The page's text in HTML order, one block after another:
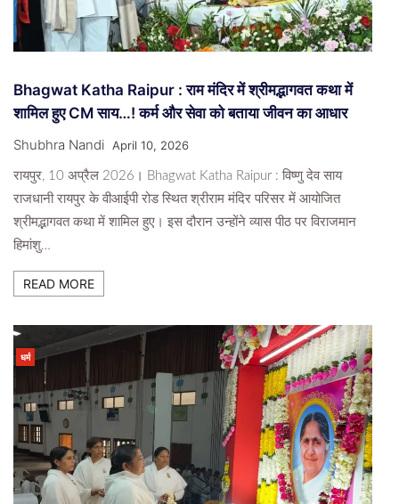
Bhagwat Katha Raipur : राम मंदिर में श्रीमद्भागवत कथा में
शामिल हुए CM साय…! कर्म और सेवा को बताया जीवन का आधार
Shubhra Nandi April 10, 2026
रायपुर, 10 अप्रैल 2026। Bhagwat Katha Raipur : विष्णु देव साय
राजधानी रायपुर के वीआईपी रोड स्थित श्रीराम मंदिर परिसर में आयोजित
श्रीमद्भागवत कथा में शामिल हुए। इस दौरान उन्होंने व्यास पीठ पर विराजमान
हिमांशु…
READ MORE
धर्म